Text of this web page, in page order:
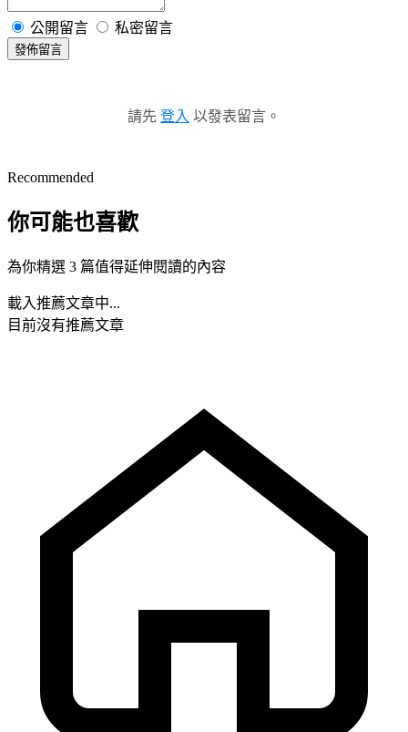
公開留言 私密留言
發佈留言
請先 登入 以發表留言。
Recommended
你可能也喜歡
為你精選 3 篇值得延伸閱讀的內容
載入推薦文章中...
目前沒有推薦文章